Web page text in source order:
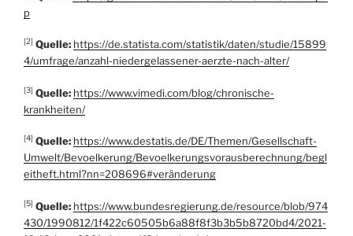
p
[2] Quelle: https://de.statista.com/statistik/daten/studie/15899
4/umfrage/anzahl-niedergelassener-aerzte-nach-alter/
[3] Quelle: https://www.vimedi.com/blog/chronische-
krankheiten/
[4] Quelle: https://www.destatis.de/DE/Themen/Gesellschaft-
Umwelt/Bevoelkerung/Bevoelkerungsvorausberechnung/begl
eitheft.html?nn=208696#veränderung
[5] Quelle: https://www.bundesregierung.de/resource/blob/974
430/1990812/1f422c60505b6a88f8f3b3b5b8720bd4/2021-